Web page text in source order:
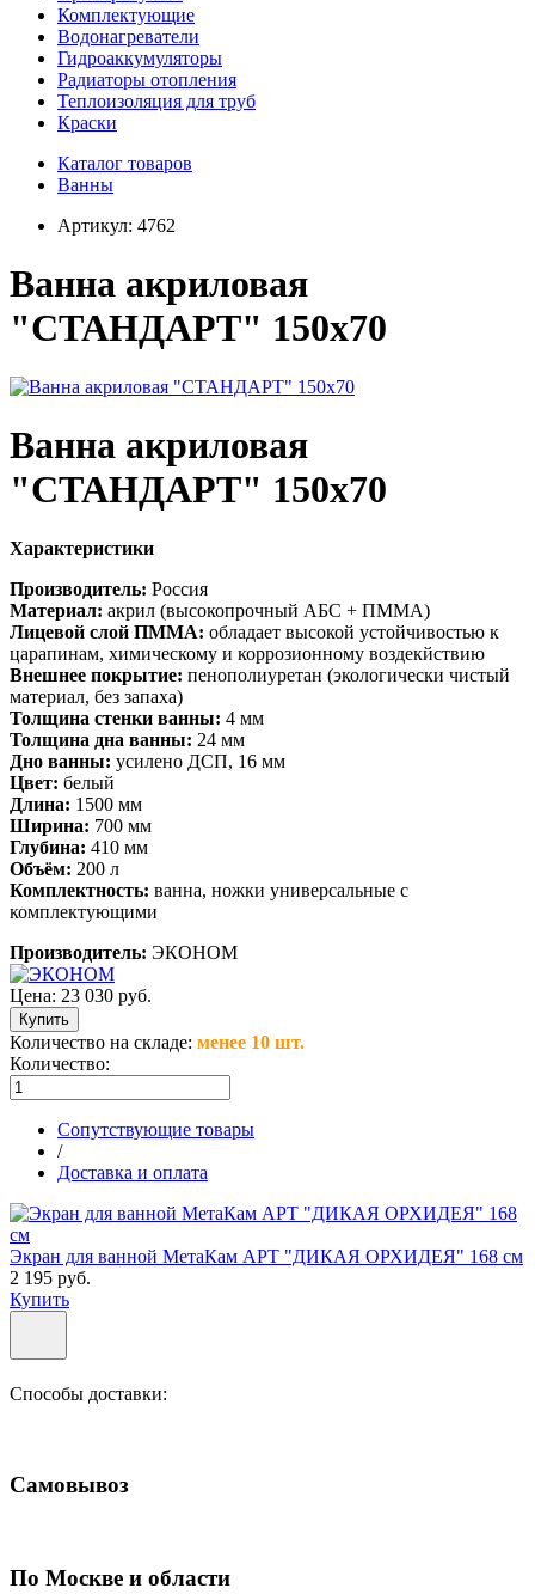
Комплектующие
Водонагреватели
Гидроаккумуляторы
Радиаторы отопления
Теплоизоляция для труб
Краски
Каталог товаров
Ванны
Артикул: 4762
Ванна акриловая
"СТАНДАРТ" 150х70
Ванна акриловая
"СТАНДАРТ" 150х70
Характеристики
Производитель: Россия
Материал: акрил (высокопрочный АБС + ПММА)
Лицевой слой ПММА: обладает высокой устойчивостью к
царапинам, химическому и коррозионному воздекйствию
Внешнее покрытие: пенополиуретан (экологически чистый
материал, без запаха)
Толщина стенки ванны: 4 мм
Толщина дна ванны: 24 мм
Дно ванны: усилено ДСП, 16 мм
Цвет: белый
Длина: 1500 мм
Ширина: 700 мм
Глубина: 410 мм
Объём: 200 л
Комплектность: ванна, ножки универсальные с
комплектующими
Производитель: ЭКОНОМ
Цена: 23 030 руб.
Количество на складе: менее 10 шт.
Количество:
Сопутствующие товары
/
Доставка и оплата
Экран для ванной МетаКам АРТ "ДИКАЯ ОРХИДЕЯ" 168 см
2 195 руб.
Купить
Способы доставки:
Самовывоз
По Москве и области